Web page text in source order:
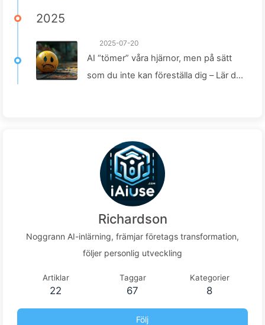
2025
2025-07-20
AI “tömer” våra hjärnor, men på sätt
som du inte kan föreställa dig – Lär dig
Richardson
Noggrann AI-inlärning, främjar företags transformation,
följer personlig utveckling
Artiklar
22
Taggar
67
Kategorier
8
Följ